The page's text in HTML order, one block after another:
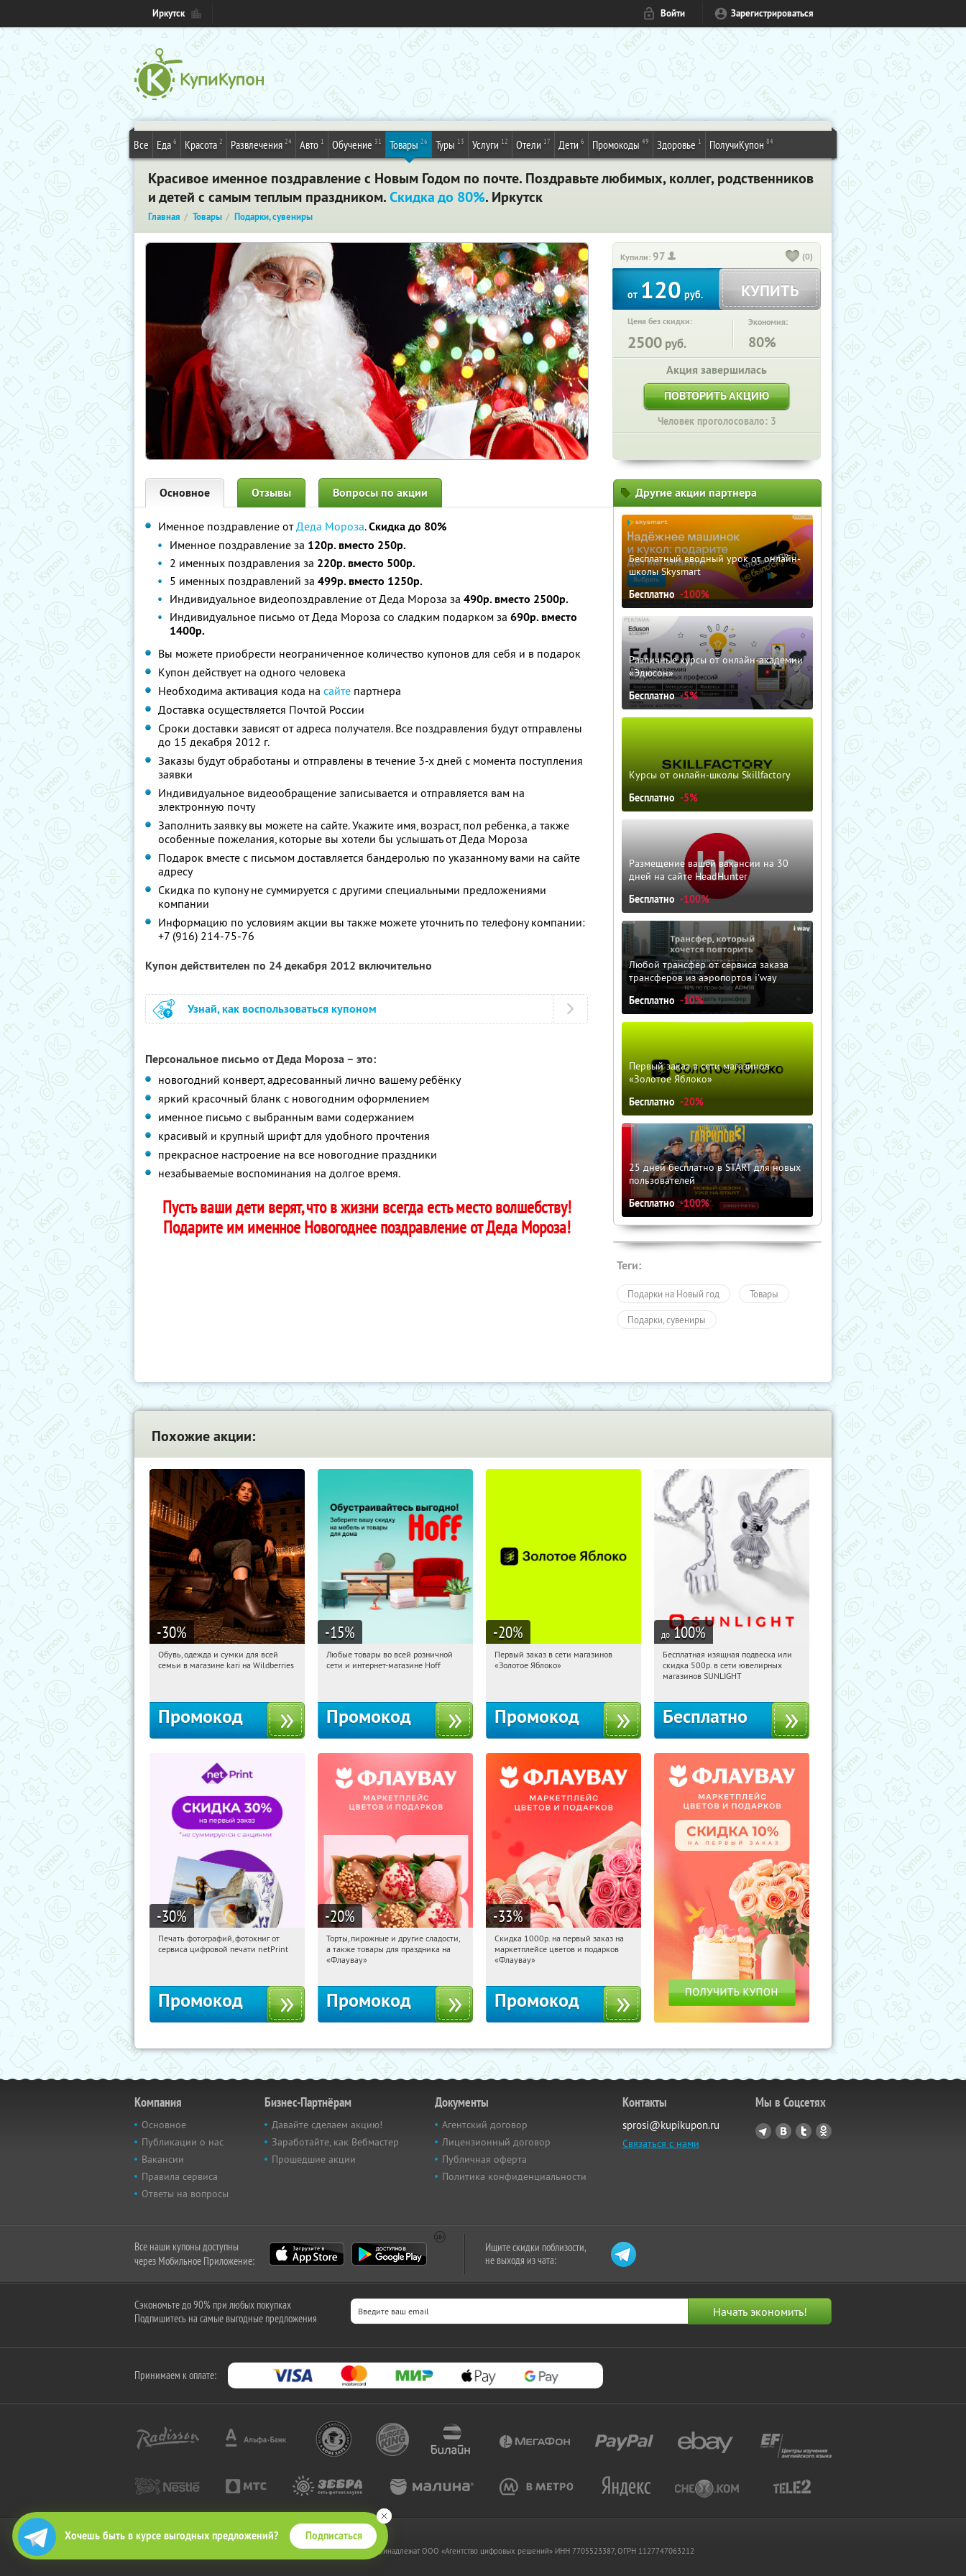
Хочешь быть в курсе выгодных предложений? Подписаться
Иркутск Войти Зарегистрироваться
Все Еда 6 Красота 2 Развлечения 24 Авто 1 Обучение 31 Товары 26 Туры 13 Услуги 12 Отели 17 Дети 6 Промокоды 49 Здоровье 1 ПолучиКупон 84
Красивое именное поздравление с Новым Годом по почте. Поздравьте любимых, коллег, родственников
и детей с самым теплым праздником.Скидка до 80%. Иркутск
Главная Товары Подарки, сувениры
Купили:97 (0)
от120руб. КУПИТЬ
Цена без скидки:
2500 руб.
Экономия:
80%
Акция завершилась
ПОВТОРИТЬ АКЦИЮ
Человек проголосовало: 3
Основное Отзывы Вопросы по акции
Именное поздравление отДеда Мороза.Скидка до 80%
Именное поздравление за 120р. вместо 250р.
2 именных поздравления за 220р. вместо 500р.
5 именных поздравлений за 499р. вместо 1250р.
Индивидуальное видеопоздравление от Деда Мороза за 490р. вместо 2500р.
Индивидуальное письмо от Деда Мороза со сладким подарком за 690р. вместо
1400р.
Вы можете приобрести неограниченное количество купонов для себя и в подарок
Купон действует на одного человека
Необходима активация кода на сайте партнера
Доставка осуществляется Почтой России
Сроки доставки зависят от адреса получателя. Все поздравления будут отправлены
до 15 декабря 2012 г.
Заказы будут обработаны и отправлены в течение 3-х дней с момента поступления
заявки
Индивидуальное видеообращение записывается и отправляется вам на
электронную почту
Заполнить заявку вы можете на сайте. Укажите имя, возраст, пол ребенка, а также
особенные пожелания, которые вы хотели бы услышать от Деда Мороза
Подарок вместе с письмом доставляется бандеролью по указанному вами на сайте
адресу
Скидка по купону не суммируется с другими специальными предложениями
компании
Информацию по условиям акции вы также можете уточнить по телефону компании:
+7 (916) 214-75-76
Купон действителен по 24 декабря 2012 включительно
Узнай, как воспользоваться купоном
Персональное письмо от Деда Мороза – это:
новогодний конверт, адресованный лично вашему ребёнку
яркий красочный бланк с новогодним оформлением
именное письмо с выбранным вами содержанием
красивый и крупный шрифт для удобного прочтения
прекрасное настроение на все новогодние праздники
незабываемые воспоминания на долгое время.
Пусть ваши дети верят, что в жизни всегда есть место волшебству!
Подарите им именное Новогоднее поздравление от Деда Мороза!
Другие акции партнера
Бесплатный вводный урок от онлайн-
школы Skysmart
Бесплатно -100%
Различные курсы от онлайн-академии
«Эдюсон»
Бесплатно -5%
Курсы от онлайн-школы Skillfactory
Бесплатно -5%
Размещение вашей вакансии на 30
дней на сайте HeadHunter
Бесплатно -100%
Любой трансфер от сервиса заказа
трансферов из аэропортов i'way
Бесплатно -10%
Первый заказ в сети магазинов
«Золотое Яблоко»
Бесплатно -20%
25 дней бесплатно в START для новых
пользователей
Бесплатно -100%
Теги:
Подарки на Новый год Товары
Подарки, сувениры
Похожие акции:
-30%
18:18:10 Получили:
Обувь, одежда и сумки для всей
семьи в магазине kari на Wildberries
Промокод
-15%
18:18:10 Получили:
Любые товары во всей розничной
сети и интернет-магазине Hoff
Промокод
-20%
18:18:10
Получи первым!
Первый заказ в сети магазинов
«Золотое Яблоко»
Промокод
до 100%
18:18:10 Получили:
Россия
Бесплатная изящная подвеска или
скидка 500р. в сети ювелирных
магазинов SUNLIGHT
Бесплатно
-30%
18:18:10 Получили:
Печать фотографий, фотокниг от
сервиса цифровой печати netPrint
Промокод
-20%
18:18:10 Получили:
Россия
Торты, пирожные и другие сладости,
а также товары для праздника на
«Флаувау»
Промокод
-33%
18:18:10 Получили:
Россия
Скидка 1000р. на первый заказ на
маркетплейсе цветов и подарков
«Флаувау»
Промокод
Компания
Основное
Публикации о нас
Вакансии
Правила сервиса
Ответы на вопросы
Бизнес-Партнёрам
Давайте сделаем акцию!
Заработайте, как Вебмастер
Прошедшие акции
Документы
Агентский договор
Лицензионный договор
Публичная оферта
Политика конфиденциальности
Контакты
sprosi@kupikupon.ru
Связаться с нами
Мы в Соцсетях
Все наши купоны доступны
через Мобильное Приложение:
Ищите скидки поблизости,
не выходя из чата:
Сэкономьте до 90% при любых покупках
Подпишитесь на самые выгодные предложения
Принимаем к оплате:
2010-2026 © КупиКупон. Все права защищены.
Все права на товарный знак "КупиКупон" и на сайт www.kupikupon.ru принадлежат OOO «Агентство цифровых решений» ИНН 7705523387, ОГРН 1127747063212